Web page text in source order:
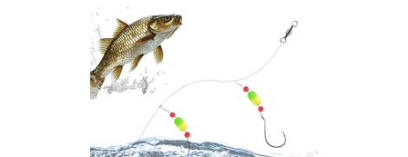
Erfolg beim Angeln!